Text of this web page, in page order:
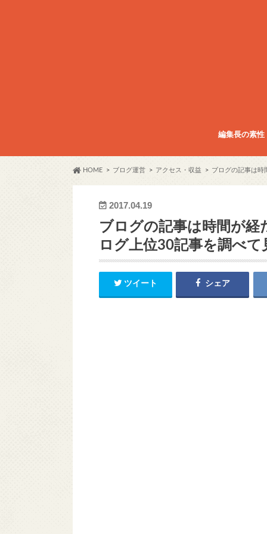
編集長の素性
HOME ブログ運営 アクセス・収益 ブログの記事は時
2017.04.19
ブログの記事は時間が経
ログ上位30記事を調べ
ツイート シェア